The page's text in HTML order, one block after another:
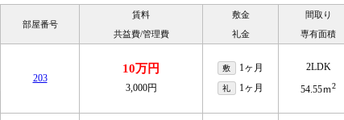
部屋番号
賃料
共益費/管理費
敷金
礼金
間取り
専有面積
203
10万円
3,000円
敷 1ヶ月
礼 1ヶ月
2LDK
54.55ｍ2